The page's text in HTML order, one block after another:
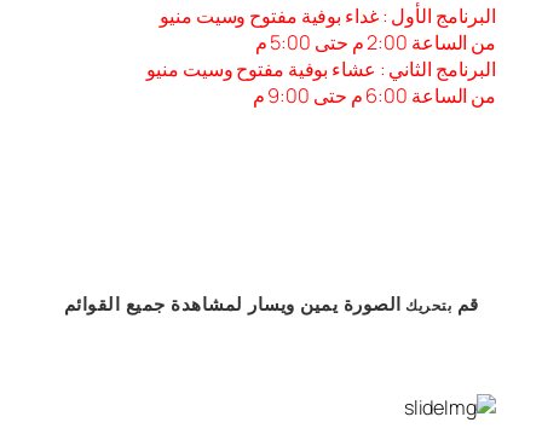
البرنامج الأول : غداء بوفية مفتوح وسيت منيو
من الساعة 2:00 م حتى 5:00 م
البرنامج الثاني : عشاء بوفية مفتوح وسيت منيو
من الساعة 6:00 م حتى 9:00 م
قم بتحريك الصورة يمين ويسار لمشاهدة جميع القوائم